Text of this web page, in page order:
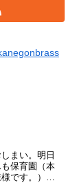
まい。明日
保育園（本
です。）み